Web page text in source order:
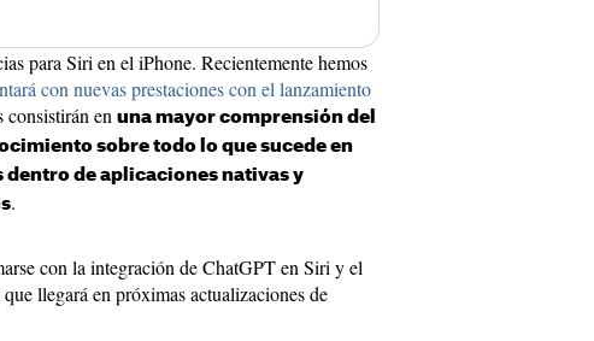
para Siri en el iPhone. Recientemente hemos
con nuevas prestaciones con el lanzamiento
consistirán en una mayor comprensión del
sobre todo lo que sucede en
dentro de aplicaciones nativas y
.
con la integración de ChatGPT en Siri y el
llegará en próximas actualizaciones de